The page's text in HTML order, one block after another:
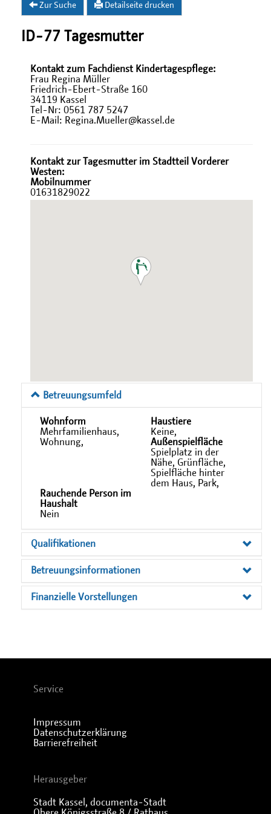
Zur Suche Detailseite drucken
ID-77 Tagesmutter
Kontakt zum Fachdienst Kindertagespflege:
Frau Regina Müller
Friedrich-Ebert-Straße 160
34119 Kassel
Tel-Nr: 0561 787 5247
E-Mail: Regina.Mueller@kassel.de
Kontakt zur Tagesmutter im Stadtteil Vorderer
Westen:
Mobilnummer
01631829022
Betreuungsumfeld
Wohnform
Mehrfamilienhaus,
Wohnung,
Haustiere
Keine,
Außenspielfläche
Spielplatz in der
Nähe, Grünfläche,
Spielfläche hinter
dem Haus, Park,
Rauchende Person im
Haushalt
Nein
Qualifikationen
Betreuungsinformationen
Finanzielle Vorstellungen
Service
Impressum
Datenschutzerklärung
Barrierefreiheit
Herausgeber
Stadt Kassel, documenta-Stadt